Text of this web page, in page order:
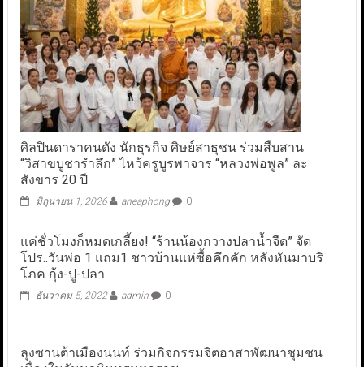
ศิลปินดาราคนดัง นักธุรกิจ ศิษย์สาธุชน ร่วมสืบสาน
“วิสาขบูชารำลึก” ไหว้ครูบูรพาจาร “หลวงพ่อพูล” ละ
สังขาร 20 ปี
มิถุนายน 1, 2026 aneaphong 0
แค่ชั่วโมงก็หมดเกลี้ยง! “ร้านน้องกวางปลาน้ำจืด” จัด
โปร..วันพ่อ 1 แถม1 ชาวบ้านแห่ซื้อคึกคัก หลังหันมาบริ
โภค กุ้ง-ปู-ปลา
ธันวาคม 5, 2022 admin 0
ลุงซานต้าเมืองนนท์ ร่วมกิจกรรมจิตอาสาพัฒนาชุมชน